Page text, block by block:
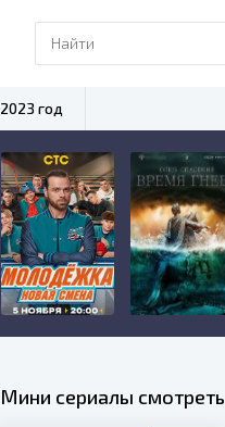
Мини сериалы смотреть
2023 год